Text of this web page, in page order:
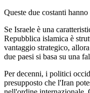
Queste due costanti
Se Israele è una
Repubblica islamica è
vantaggio strategico,
due paesi si basa su una
Per decenni, i politici
presupposto che l'Iran